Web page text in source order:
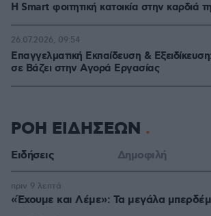
Η Smart φοιτητική κατοικία στην καρδιά
Επαγγελματική Εκπαίδευση &
σε Bάζει στην Aγορά Eργασίας
26.07.2026, 09:54
ΡΟΗ ΕΙΔΗΣΕΩΝ
Ειδήσεις Δημοφιλή
«Έχουμε και Λέμε»: Τα μεγάλα
πριν 9 λεπτά